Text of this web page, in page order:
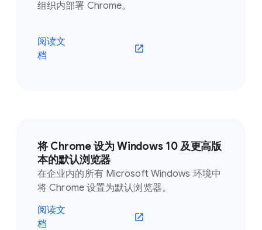
组织内部署 Chrome。
阅读文
档
将 Chrome 设为 Windows 10 及更高版
本的默认浏览器
在企业内的所有 Microsoft Windows 环境中
将 Chrome 设置为默认浏览器。
阅读文
档